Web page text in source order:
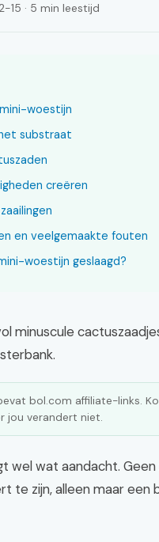
15 · 5 min leestijd
woestijn
substraat
creëren
en veelgemaakte fouten
woestijn geslaagd?
minuscule
bol.com affiliate-links.
jou verandert niet.
wel wat aandacht.
te zijn, alleen maar een